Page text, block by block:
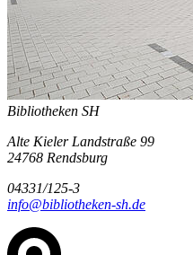
Bibliotheken SH
Alte Kieler Landstraße 99
24768 Rendsburg
04331/125-3
info@bibliotheken-sh.de